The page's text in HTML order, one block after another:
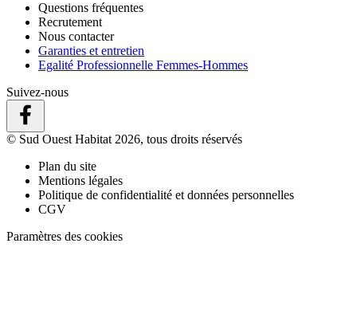
Questions fréquentes
Recrutement
Nous contacter
Garanties et entretien
Egalité Professionnelle Femmes-Hommes
Suivez-nous
© Sud Ouest Habitat 2026, tous droits réservés
Plan du site
Mentions légales
Politique de confidentialité et données personnelles
CGV
Paramètres des cookies